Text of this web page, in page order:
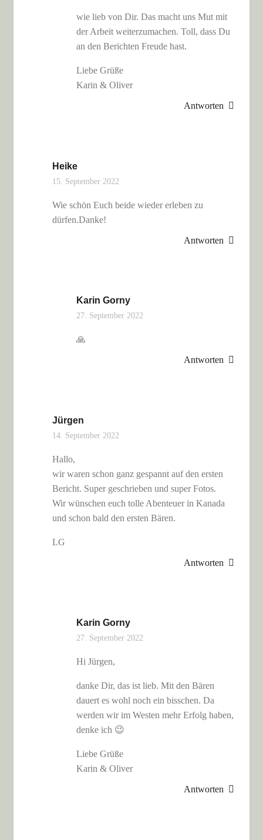
wie lieb von Dir. Das macht uns Mut mit
der Arbeit weiterzumachen. Toll, dass Du
an den Berichten Freude hast.
Liebe Grüße
Karin & Oliver
Antworten
Heike
15. September 2022
Wie schön Euch beide wieder erleben zu
dürfen.Danke!
Antworten
Karin Gorny
27. September 2022
🙏
Antworten
Jürgen
14. September 2022
Hallo,
wir waren schon ganz gespannt auf den ersten
Bericht. Super geschrieben und super Fotos.
Wir wünschen euch tolle Abenteuer in Kanada
und schon bald den ersten Bären.
LG
Antworten
Karin Gorny
27. September 2022
Hi Jürgen,
danke Dir, das ist lieb. Mit den Bären
dauert es wohl noch ein bisschen. Da
werden wir im Westen mehr Erfolg haben,
denke ich 😉
Liebe Grüße
Karin & Oliver
Antworten